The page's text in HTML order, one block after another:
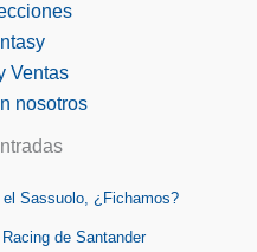
Ventas
nosotros
Sassuolo, ¿Fichamos?
de Santander